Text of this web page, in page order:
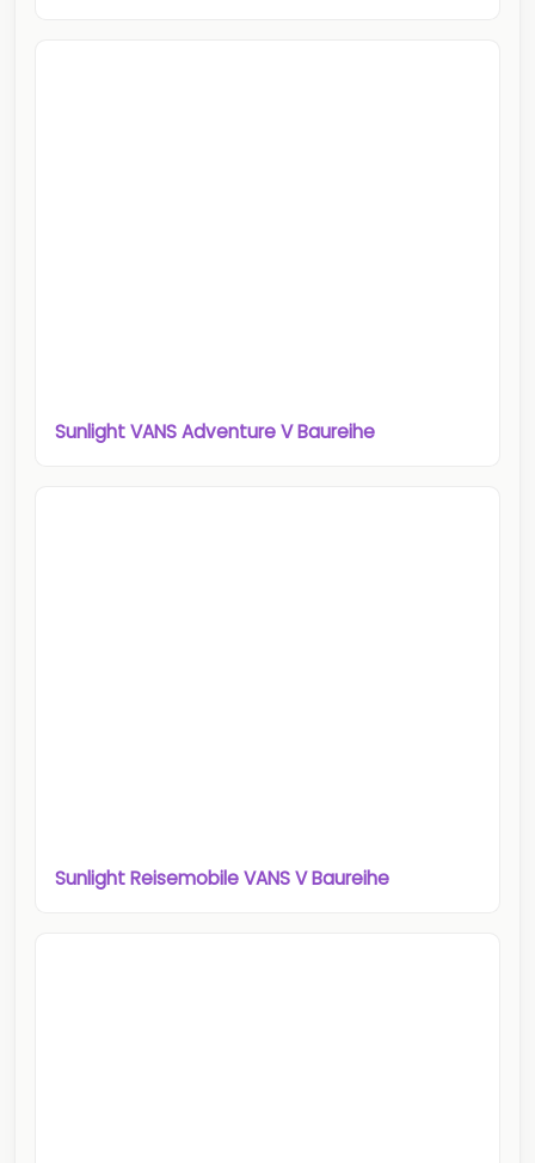
Sunlight VANS Adventure V Baureihe
Sunlight Reisemobile VANS V Baureihe